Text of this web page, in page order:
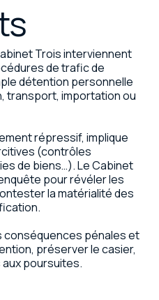
Trois interviennent
de trafic de
détention personnelle
transport, importation ou
répressif, implique
(contrôles
de biens…). Le Cabinet
pour révéler les
la matérialité des
conséquences pénales et
préserver le casier,
poursuites.